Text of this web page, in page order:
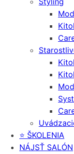
⭐️ ŠKOLENIA
NÁJSŤ SALÓN